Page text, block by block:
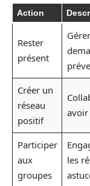
Action
Rester
présent
Créer un
réseau
positif
avoir
Participer
aux
groupes
les